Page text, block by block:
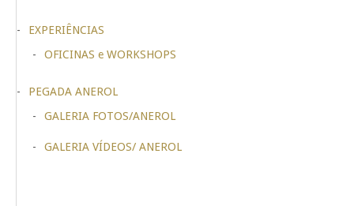
EXPERIÊNCIAS
OFICINAS e WORKSHOPS
PEGADA ANEROL
GALERIA FOTOS/ANEROL
GALERIA VÍDEOS/ ANEROL